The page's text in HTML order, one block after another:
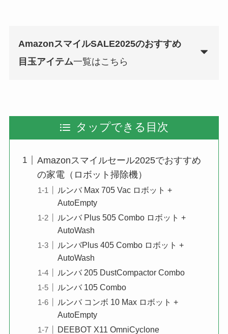
AmazonスマイルSALE2025のおすすめ
目玉アイテム一覧はこちら
タップできる目次
Amazonスマイルセール2025でおすすめ
の家電（ロボット掃除機）
ルンバ Max 705 Vac ロボット +
AutoEmpty
ルンバ Plus 505 Combo ロボット +
AutoWash
ルンバPlus 405 Combo ロボット +
AutoWash
ルンバ 205 DustCompactor Combo
ルンバ 105 Combo
ルンバ コンボ 10 Max ロボット +
AutoEmpty
DEEBOT X11 OmniCyclone